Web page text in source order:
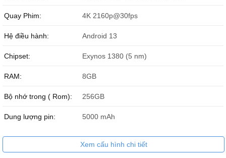
Samsung Galaxy A54 5G 256GB vẫn sử dụng ngôn ngữ thiết kế
Samsung Galaxy A34 5G, kết hợp với mặt lưng kính
cường lực Gorilla Glass 5 cứng cáp và sang trọng.
Quay Phim: 4K 2160p@30fps
Hệ điều hành: Android 13
Chipset: Exynos 1380 (5 nm)
RAM: 8GB
Bộ nhớ trong ( Rom): 256GB
Dung lượng pin: 5000 mAh
Xem cấu hình chi tiết